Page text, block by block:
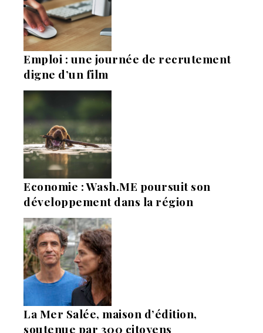
Emploi : une journée de recrutement
digne d’un film
Economie : Wash.ME poursuit son
développement dans la région
La Mer Salée, maison d’édition,
soutenue par 300 citoyens